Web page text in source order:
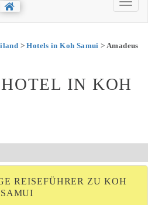
>Hotels in Koh Samui > Amadeus
IN KOH
REISEFÜHRER ZU KOH
SAMUI